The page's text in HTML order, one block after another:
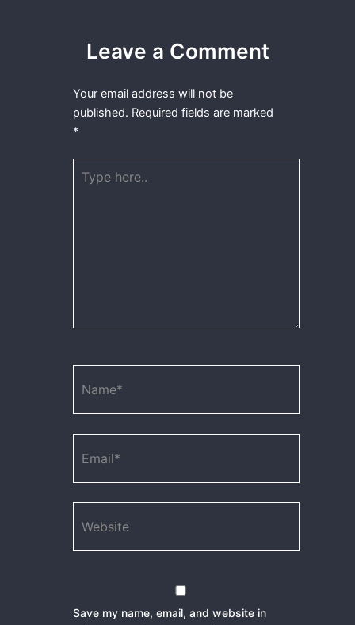
Leave a Comment
Your email address will not be
published. Required fields are marked
*
here..
Save my name, email, and website in